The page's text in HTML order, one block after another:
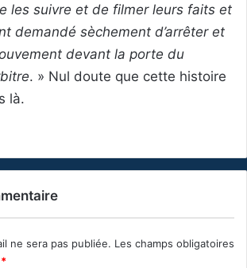
les suivre et de filmer leurs faits et
demandé sèchement d’arrêter et
devant la porte du
. » Nul doute que cette histoire
là.
ne sera pas publiée. Les champs obligatoires
*